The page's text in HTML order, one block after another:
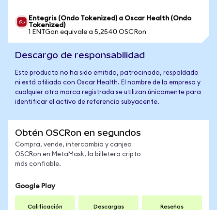
Entegris (Ondo Tokenized) a Oscar Health (Ondo
Tokenized)
1 ENTGon equivale a 5,2540 OSCRon
Descargo de responsabilidad
Este producto no ha sido emitido, patrocinado, respaldado
ni está afiliado con Oscar Health. El nombre de la empresa y
cualquier otra marca registrada se utilizan únicamente para
identificar el activo de referencia subyacente.
Obtén OSCRon en segundos
Compra, vende, intercambia y canjea
OSCRon en MetaMask, la billetera cripto
más confiable.
Google Play
Calificación Descargas Reseñas